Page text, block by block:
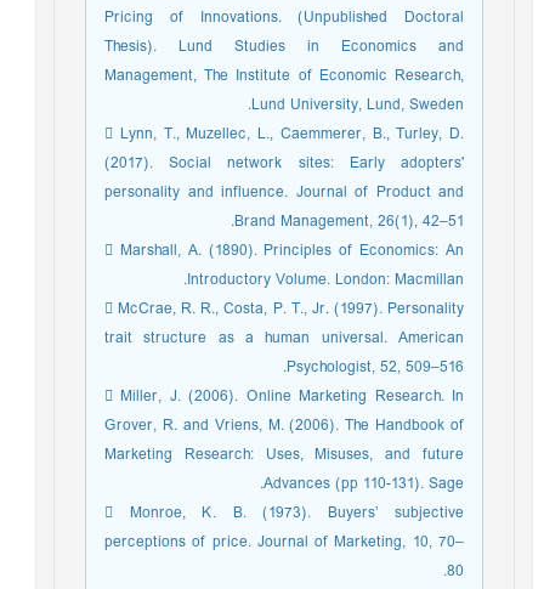
Pricing of Innovations. (Unpublished Doctoral
Thesis). Lund Studies in Economics and
Management, The Institute of Economic Research,
Lund University, Lund, Sweden.
 Lynn, T., Muzellec, L., Caemmerer, B., Turley, D.
(2017). Social network sites: Early adopters'
personality and influence. Journal of Product and
Brand Management, 26(1), 42–51.
 Marshall, A. (1890). Principles of Economics: An
Introductory Volume. London: Macmillan.
 McCrae, R. R., Costa, P. T., Jr. (1997). Personality
trait structure as a human universal. American
Psychologist, 52, 509–516.
 Miller, J. (2006). Online Marketing Research. In
Grover, R. and Vriens, M. (2006). The Handbook of
Marketing Research: Uses, Misuses, and future
Advances (pp 110-131). Sage.
 Monroe, K. B. (1973). Buyers’ subjective
perceptions of price. Journal of Marketing, 10, 70–
80.